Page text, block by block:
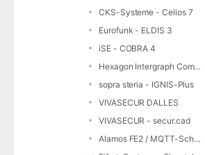
CKS-Systeme - Celios 7
Eurofunk - ELDIS 3
iSE - COBRA 4
Hexagon Intergraph Computer-Aided Dispatch (I/CAD)
sopra steria - IGNIS-Plus
VIVASECUR DALLES
VIVASECUR - secur.cad
Alamos FE2 / MQTT-Schnittstelle